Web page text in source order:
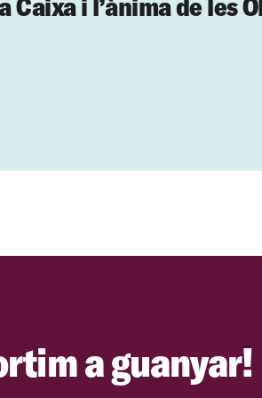
Caixa i l’ànima de les
a guanyar!